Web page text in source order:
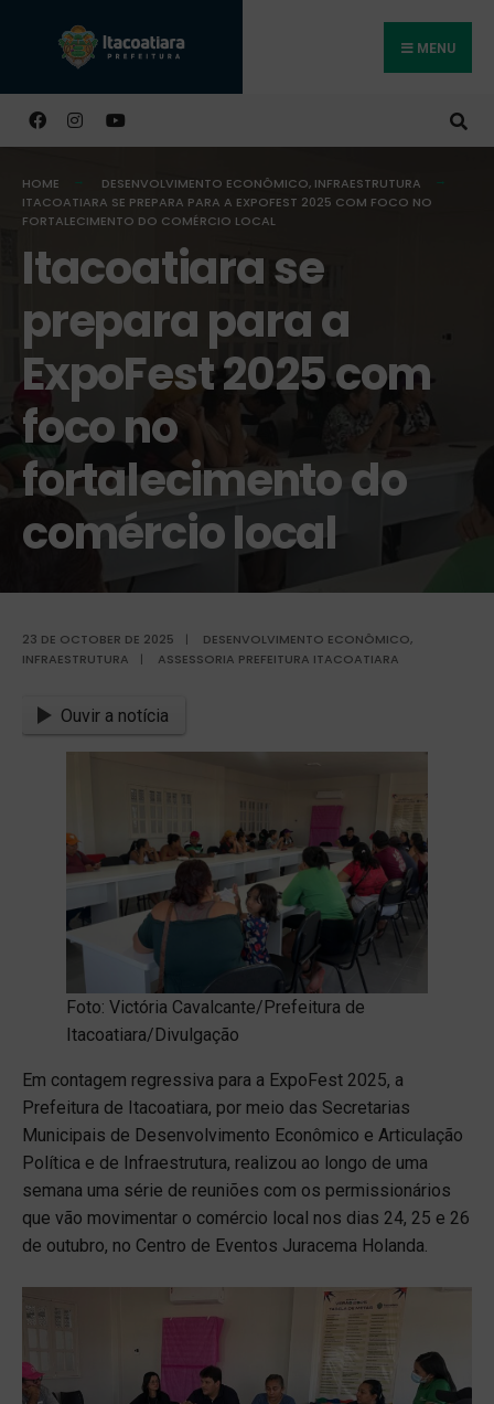
MENU
HOME DESENVOLVIMENTO ECONÔMICO, INFRAESTRUTURA
ITACOATIARA SE PREPARA PARA A EXPOFEST 2025 COM FOCO NO
FORTALECIMENTO DO COMÉRCIO LOCAL
Itacoatiara se
prepara para a
ExpoFest 2025 com
foco no
fortalecimento do
comércio local
23 DE OCTOBER DE 2025 | DESENVOLVIMENTO ECONÔMICO,
INFRAESTRUTURA
| ASSESSORIA PREFEITURA ITACOATIARA
Ouvir a notícia
Foto: Victória Cavalcante/Prefeitura de
Itacoatiara/Divulgação
Em contagem regressiva para a ExpoFest 2025, a
Prefeitura de Itacoatiara, por meio das Secretarias
Municipais de Desenvolvimento Econômico e Articulação
Política e de Infraestrutura, realizou ao longo de uma
semana uma série de reuniões com os permissionários
que vão movimentar o comércio local nos dias 24, 25 e 26
de outubro, no Centro de Eventos Juracema Holanda.
Buscar